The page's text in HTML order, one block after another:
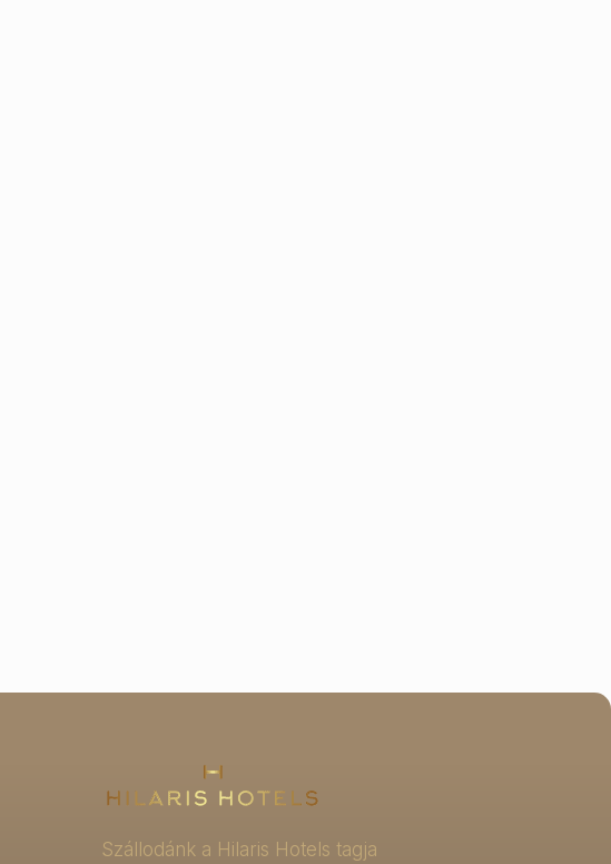
Szállodánk a Hilaris Hotels tagja